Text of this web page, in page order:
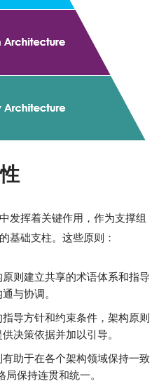
发挥着关键作用，作为支撑组
基础支柱。这些原则：
则建立共享的术语体系和指导
与协调。
导方针和约束条件，架构原则
决策依据并加以引导。
助于在各个架构领域保持一致
保持连贯和统一。